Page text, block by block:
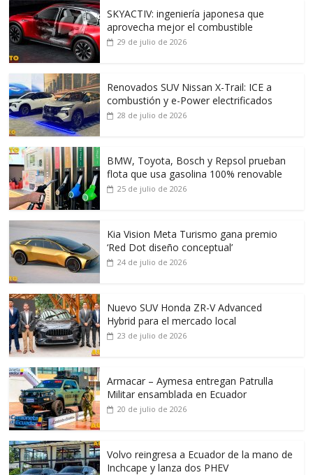
SKYACTIV: ingeniería japonesa que
aprovecha mejor el combustible
29 de julio de 2026
Renovados SUV Nissan X-Trail: ICE a
combustión y e-Power electrificados
28 de julio de 2026
BMW, Toyota, Bosch y Repsol prueban
flota que usa gasolina 100% renovable
25 de julio de 2026
Kia Vision Meta Turismo gana premio
‘Red Dot diseño conceptual’
24 de julio de 2026
Nuevo SUV Honda ZR-V Advanced
Hybrid para el mercado local
23 de julio de 2026
Armacar – Aymesa entregan Patrulla
Militar ensamblada en Ecuador
20 de julio de 2026
Volvo reingresa a Ecuador de la mano de
Inchcape y lanza dos PHEV